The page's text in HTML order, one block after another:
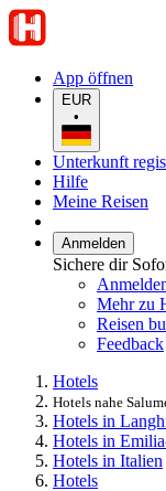
App öffnen
EUR
•
Unterkunft
Hilfe
Meine Reisen
Anmelden
Sichere dir
Mehr zu
Reisen
Feedback
Hotels
Hotels nahe
Hotels in
Hotels in
Hotels in Italien
Hotels